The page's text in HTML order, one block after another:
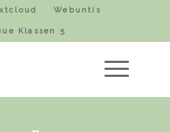
Webuntis
Klassen 5